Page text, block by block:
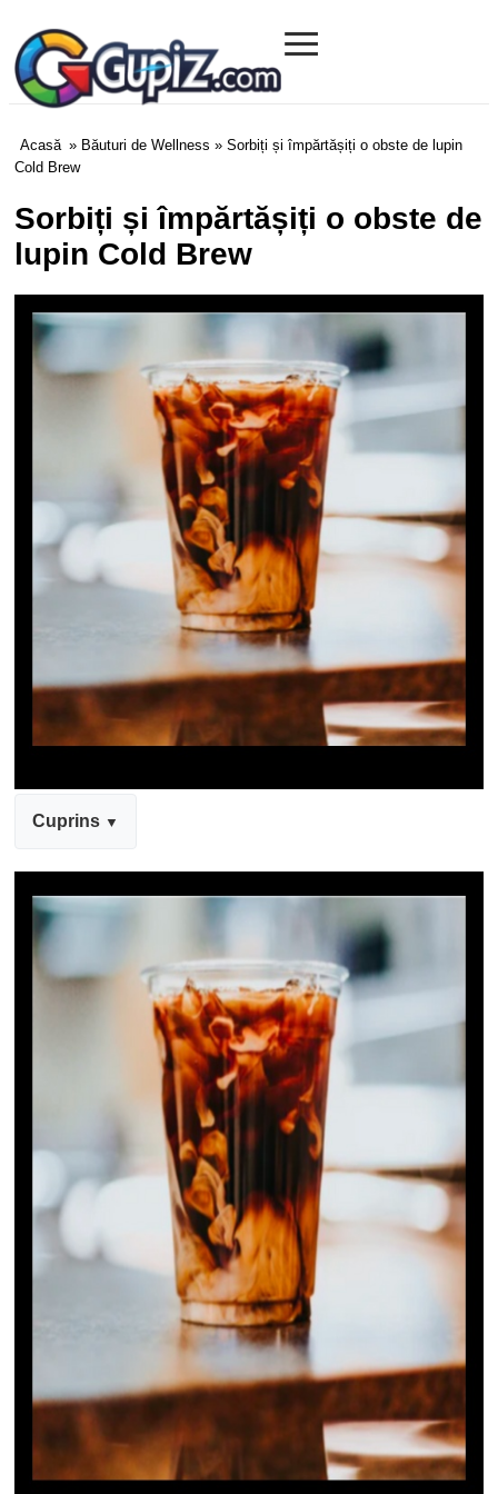
Gupiz.com
≡
Acasă » Băuturi de Wellness » Sorbiți și împărtășiți o obste de lupin
Cold Brew
Sorbiți și împărtășiți o obste de
lupin Cold Brew
Cuprins